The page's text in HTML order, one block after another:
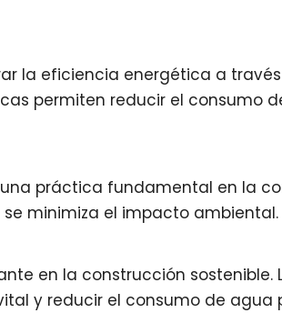
la eficiencia energética a
permiten reducir el consumo
práctica fundamental en la
minimiza el impacto ambiental.
en la construcción
y reducir el consumo de agua